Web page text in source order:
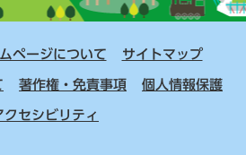
ページについて サイトマップ
著作権・免責事項 個人情報保護
クセシビリティ